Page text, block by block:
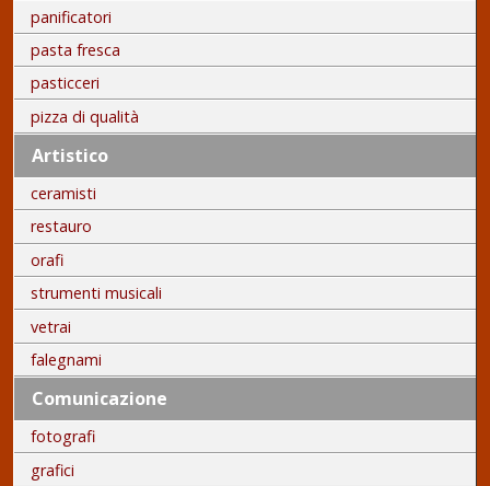
panificatori
pasta fresca
pasticceri
pizza di qualità
Artistico
ceramisti
restauro
orafi
strumenti musicali
vetrai
falegnami
Comunicazione
fotografi
grafici